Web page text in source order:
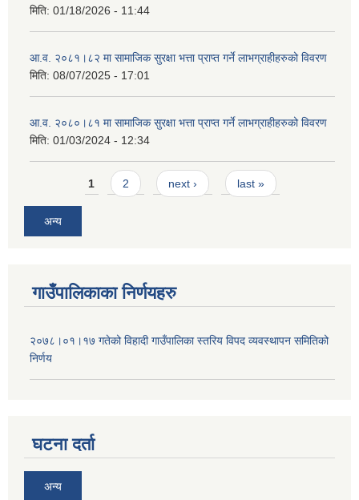
मिति: 01/18/2026 - 11:44
आ.व. २०८१।८२ मा सामाजिक सुरक्षा भत्ता प्राप्त गर्ने लाभग्राहीहरुको विवरण
मिति: 08/07/2025 - 17:01
आ.व. २०८०।८१ मा सामाजिक सुरक्षा भत्ता प्राप्त गर्ने लाभग्राहीहरुको विवरण
मिति: 01/03/2024 - 12:34
Pages1 2 next › last »
अन्य
गाउँपालिकाका निर्णयहरु
२०७८।०१।१७ गतेको विहादी गाउँपालिका स्तरिय विपद व्यवस्थापन समितिको
निर्णय
घटना दर्ता
अन्य